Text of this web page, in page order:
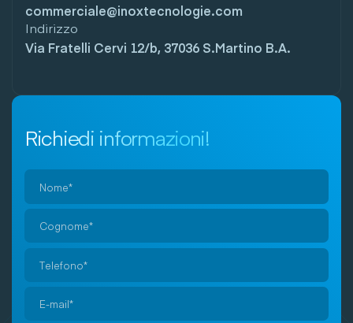
commerciale@inoxtecnologie.com
Indirizzo
Via Fratelli Cervi 12/b, 37036 S.Martino B.A.
Richiedi informazioni!